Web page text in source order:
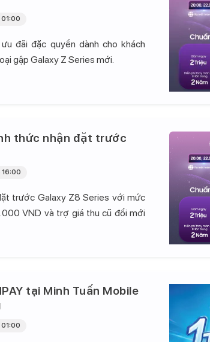
đãi đặc quyền dành cho khách
gập Galaxy Z Series mới.
thức nhận đặt trước
trước Galaxy Z8 Series với mức
VND và trợ giá thu cũ đổi mới
tại Minh Tuấn Mobile